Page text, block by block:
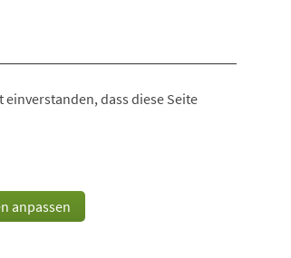
dass diese Seite
anpassen